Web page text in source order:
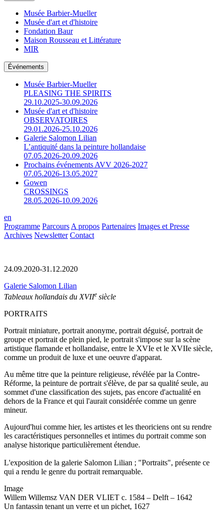
Musée Barbier-Mueller
Musée d'art et d'histoire
Fondation Baur
Maison Rousseau et Littérature
MIR
Événements
Musée Barbier-Mueller
PLEASING THE SPIRITS
29.10.2025-30.09.2026
Musée d'art et d'histoire
OBSERVATOIRES
29.01.2026-25.10.2026
Galerie Salomon Lilian
L’antiquité dans la peinture hollandaise
07.05.2026-20.09.2026
Prochains événements AVV 2026-2027
07.05.2026-13.05.2027
Gowen
CROSSINGS
28.05.2026-10.09.2026
en
Programme Parcours A propos Partenaires Images et Presse
Archives Newsletter Contact
24.09.2020-31.12.2020
Galerie Salomon Lilian
Tableaux hollandais du XVIIe siècle
PORTRAITS
Portrait miniature, portrait anonyme, portrait déguisé, portrait de
groupe et portrait de plein pied, le portrait s'impose sur la scène
artistique flamande et hollandaise, entre le XVIe et le XVIIe siècle,
comme un produit de luxe et une oeuvre d'apparat.
Au même titre que la peinture religieuse, révélée par la Contre-
Réforme, la peinture de portrait s'élève, de par sa qualité seule, au
sommet d'une classification des sujets, pas encore d'actualité en
dehors de la France et qui l'aurait considérée comme un genre
mineur.
Aujourd'hui comme hier, les artistes et les theoriciens ont su rendre
les caractéristiques personnelles et intimes du portrait comme son
analyse historique particulièrement étendue.
L'exposition de la galerie Salomon Lilian ; "Portraits", présente ce
qui a rendu le genre du portrait remarquable.
Image
Willem Willemsz VAN DER VLIET c. 1584 – Delft – 1642
Un fantassin tenant un verre et un pichet, 1627